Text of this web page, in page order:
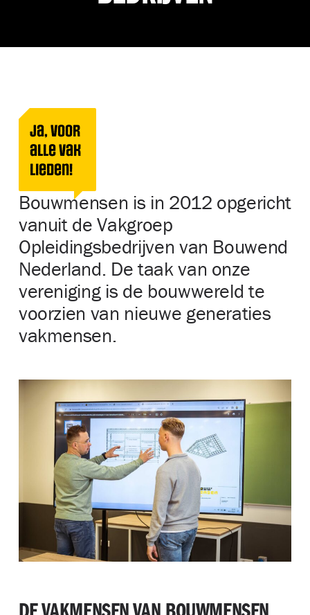
Bouwmensen is in 2012 opgericht
vanuit de Vakgroep
Opleidingsbedrijven van Bouwend
Nederland. De taak van onze
vereniging is de bouwwereld te
voorzien van nieuwe generaties
vakmensen.
Ja, voor
alle vak
lieden!